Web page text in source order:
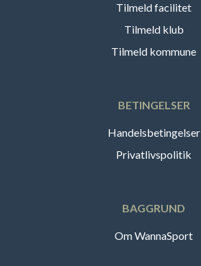
Tilmeld facilitet
Tilmeld klub
Tilmeld kommune
BETINGELSER
Handelsbetingelser
Privatlivspolitik
BAGGRUND
Om WannaSport